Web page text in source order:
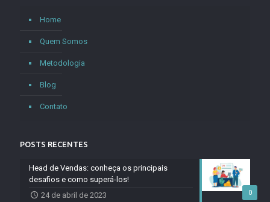
Home
Quem Somos
Metodologia
Blog
Contato
POSTS RECENTES
0
Head de Vendas: conheça os principais
desafios e como superá-los!
24 de abril de 2023